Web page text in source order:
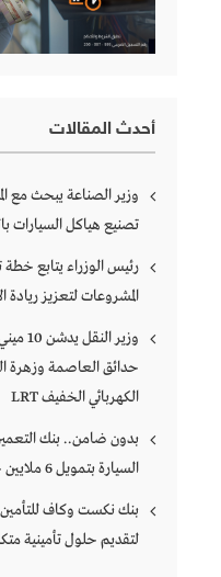
أحدث المقالات
وزير الصناعة يبحث مع
تصنيع هياكل السيارات
رئيس الوزراء يتابع خطة
المشروعات لتعزيز ريادة
وزير
حدائق العاصمة وزهرة
الكهربائي الخفيف LRT
بدون ضامن.. بنك
السيارة بتمويل 6 ملايين جنيه
بنك نكست وكاف للتأمين
لتقديم حلول تأمينية